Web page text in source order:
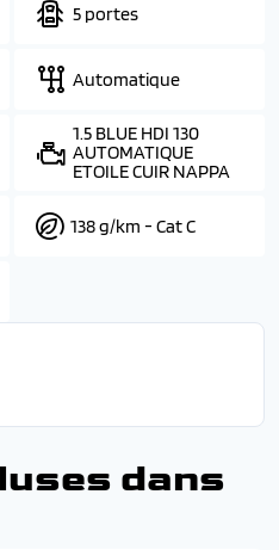
5 portes
Automatique
1.5 BLUE HDI 130
AUTOMATIQUE
ETOILE CUIR NAPPA
138 g/km - Cat C
dans